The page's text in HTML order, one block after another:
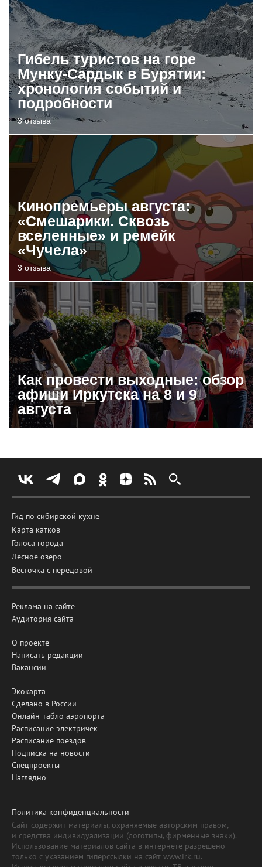
Гибель туристов на горе
Мунку-Сардык в Бурятии:
хронология событий и
подробности
3 отзыва
Кинопремьеры августа:
«Смешарики. Сквозь
вселенные» и ремейк
«Чучела»
3 отзыва
Как провести выходные: обзор
афиши Иркутска на 8 и 9
августа
Гид по сибирской кухне
Карта катков
Голоса города
Лесное озеро
Весточка с передовой
Реклама на сайте
Аудитория сайта
О проекте
Написать редакции
Вакансии
Экокарта
Сделано в России
Онлайн-табло аэропорта
Расписание электричек
Расписание поездов
Подписка на новости
Спецпроекты
Наглядно
Политика конфиденциальности
Сайт содержит материалы, охраняемые авторским правом,
и средства индивидуализации (логотипы, фирменные знаки).
Использование материалов сайта в интернете разрешено
только с указанием гиперссылки на сайт www.irk.ru.